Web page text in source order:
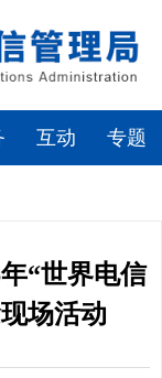
互动 专题
“世界电信
场活动